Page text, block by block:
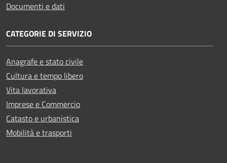
Documenti e dati
CATEGORIE DI SERVIZIO
Anagrafe e stato civile
Cultura e tempo libero
Vita lavorativa
Imprese e Commercio
Catasto e urbanistica
Mobilità e trasporti